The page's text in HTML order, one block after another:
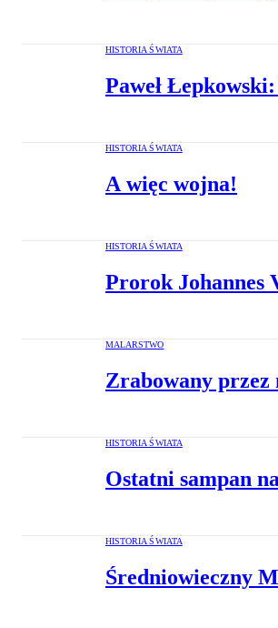
HISTORIA ŚWIATA
Paweł
HISTORIA ŚWIATA
A więc wojna!
HISTORIA ŚWIATA
Prorok Johannes
MALARSTWO
Zrabowany przez
HISTORIA ŚWIATA
Ostatni sampan
HISTORIA ŚWIATA
Średniowieczny